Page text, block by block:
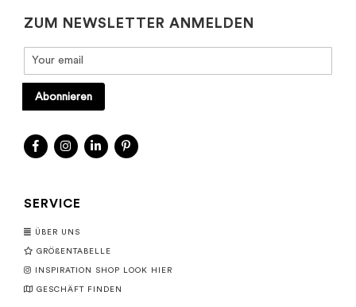
ZUM NEWSLETTER ANMELDEN
Abonnieren
SERVICE
ÜBER UNS
GRÖßENTABELLE
INSPIRATION SHOP LOOK HIER
GESCHÄFT FINDEN